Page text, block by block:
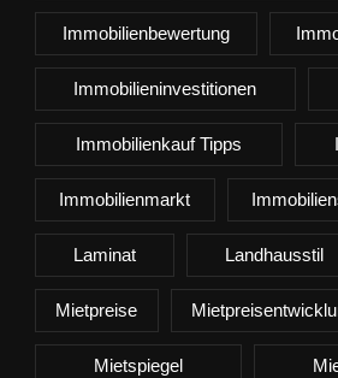
Immobilienbewertung
Immobilieninvestitionen
Immobilienkauf Tipps
Immobilienmarkt
Laminat Landhausstil
Mietpreise
Mietspiegel